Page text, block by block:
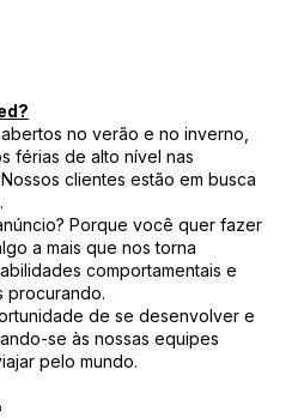
no verão e no inverno,
férias de alto nível nas
clientes estão em busca
Porque você quer fazer
a mais que nos torna
comportamentais e
procurando.
de se desenvolver e
se às nossas equipes
pelo mundo.